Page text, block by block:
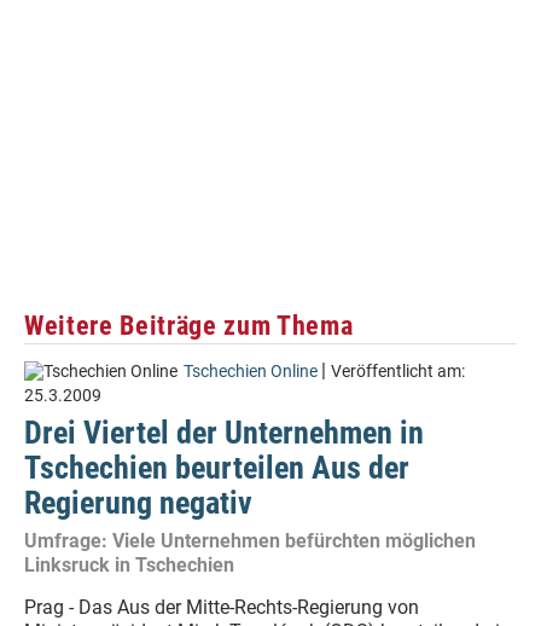
Weitere Beiträge zum Thema
Tschechien Online | Veröffentlicht am:
25.3.2009
Drei Viertel der Unternehmen in
Tschechien beurteilen Aus der
Regierung negativ
Umfrage: Viele Unternehmen befürchten möglichen
Linksruck in Tschechien
Prag - Das Aus der Mitte-Rechts-Regierung von